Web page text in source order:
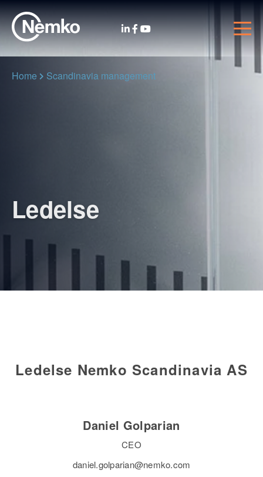
Home Scandinavia management
Ledelse
Ledelse Nemko Scandinavia AS
Daniel Golparian
CEO
daniel.golparian@nemko.com